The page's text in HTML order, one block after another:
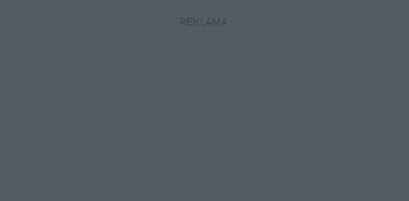
REKLAMA